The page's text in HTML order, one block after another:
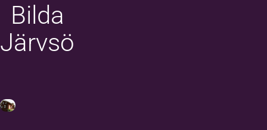
Bilda
Järvsö